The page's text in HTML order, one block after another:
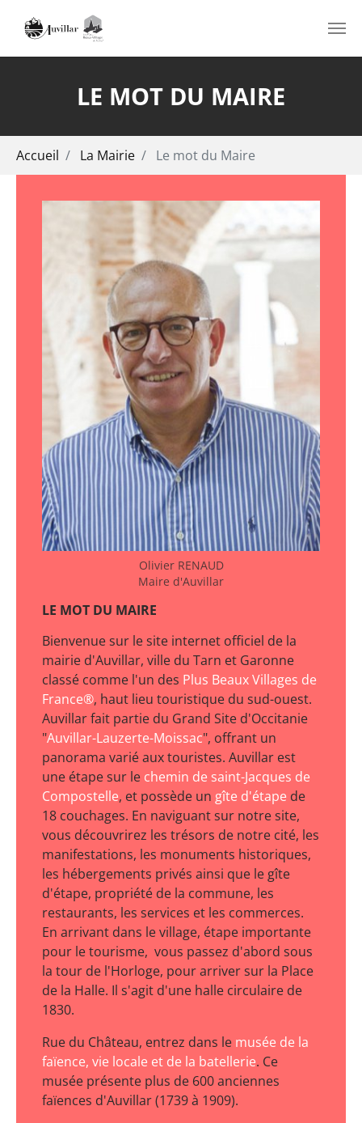
LE MOT DU MAIRE
Accueil La Mairie Le mot du Maire
Olivier RENAUD
Maire d'Auvillar
LE MOT DU MAIRE
Bienvenue sur le site internet officiel de la
mairie d'Auvillar, ville du Tarn et Garonne
classé comme l'un des Plus Beaux Villages de
France®, haut lieu touristique du sud-ouest.
Auvillar fait partie du Grand Site d'Occitanie
"Auvillar-Lauzerte-Moissac", offrant un
panorama varié aux touristes. Auvillar est
une étape sur le chemin de saint-Jacques de
Compostelle, et possède un gîte d'étape de
18 couchages. En naviguant sur notre site,
vous découvrirez les trésors de notre cité, les
manifestations, les monuments historiques,
les hébergements privés ainsi que le gîte
d'étape, propriété de la commune, les
restaurants, les services et les commerces.
En arrivant dans le village, étape importante
pour le tourisme, vous passez d'abord sous
la tour de l'Horloge, pour arriver sur la Place
de la Halle. Il s'agit d'une halle circulaire de
1830.
Rue du Château, entrez dans le musée de la
faïence, vie locale et de la batellerie. Ce
musée présente plus de 600 anciennes
faïences d'Auvillar (1739 à 1909).